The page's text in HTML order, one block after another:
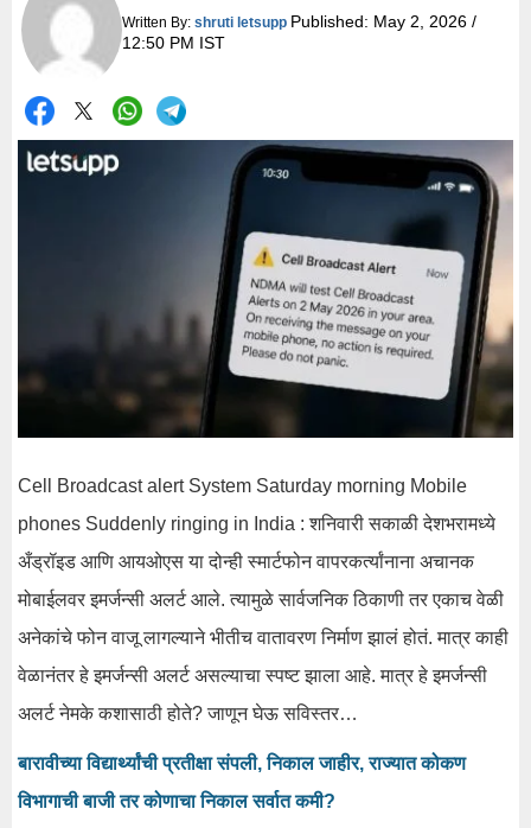
Written By: shruti letsupp Published: May 2, 2026 /
12:50 PM IST
Cell Broadcast alert System Saturday morning Mobile
phones Suddenly ringing in India : शनिवारी सकाळी देशभरामध्ये
अँड्रॉइड आणि आयओएस या दोन्ही स्मार्टफोन वापरकर्त्यांनाना अचानक
मोबाईलवर इमर्जन्सी अलर्ट आले. त्यामुळे सार्वजनिक ठिकाणी तर एकाच वेळी
अनेकांचे फोन वाजू लागल्याने भीतीच वातावरण निर्माण झालं होतं. मात्र काही
वेळानंतर हे इमर्जन्सी अलर्ट असल्याचा स्पष्ट झाला आहे. मात्र हे इमर्जन्सी
अलर्ट नेमके कशासाठी होते? जाणून घेऊ सविस्तर…
बारावीच्या विद्यार्थ्यांची प्रतीक्षा संपली, निकाल जाहीर, राज्यात कोकण
विभागाची बाजी तर कोणाचा निकाल सर्वात कमी?